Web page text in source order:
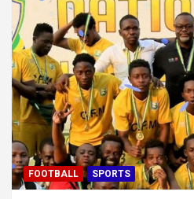
FOOTBALL SPORTS